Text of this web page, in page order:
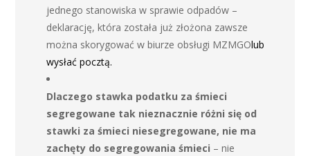
jednego stanowiska w sprawie odpadów –
deklarację, która została już złożona zawsze
można skorygować w biurze obsługi MZMGOlub
wysłać pocztą.
Dlaczego stawka podatku za śmieci
segregowane tak nieznacznie różni się od
stawki za śmieci niesegregowane, nie ma
zachęty do segregowania śmieci – nie